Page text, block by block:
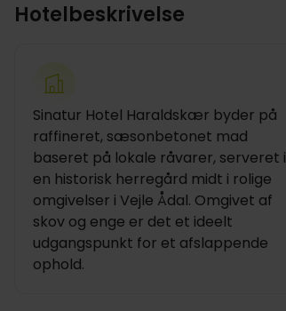
Hotelbeskrivelse
Sinatur Hotel Haraldskær byder på
raffineret, sæsonbetonet mad
baseret på lokale råvarer, serveret i
en historisk herregård midt i rolige
omgivelser i Vejle Ådal. Omgivet af
skov og enge er det et ideelt
udgangspunkt for et afslappende
ophold.